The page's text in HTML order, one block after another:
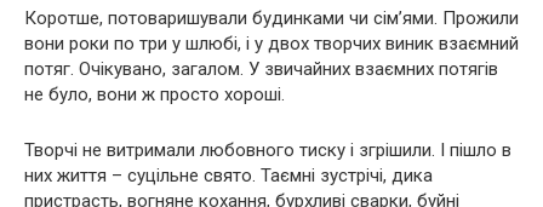
Коротше, потоваришували будинками чи сім’ями. Прожили
вони роки по три у шлюбі, і у двох творчих виник взаємний
потяг. Очікувано, загалом. У звичайних взаємних потягів
не було, вони ж просто хороші.
Творчі не витримали любовного тиску і згрішили. І пішло в
них життя – суцільне свято. Таємні зустрічі, дика
пристрасть, вогняне кохання, бурхливі сварки, буйні